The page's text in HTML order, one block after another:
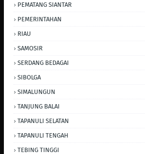
PEMATANG SIANTAR
PEMERINTAHAN
RIAU
SAMOSIR
SERDANG BEDAGAI
SIBOLGA
SIMALUNGUN
TANJUNG BALAI
TAPANULI SELATAN
TAPANULI TENGAH
TEBING TINGGI